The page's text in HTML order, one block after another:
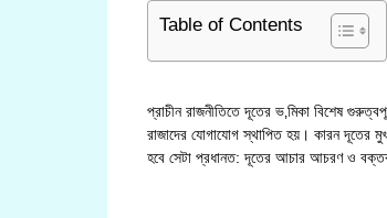
Table of Contents
প্রাচীন রাজনীতিতে দূতের ভ‚মিকা বিশেষ
রাজাদের যোগাযোগ স্থাপিত হয়। কারন দূতের
হবে সেটা প্রধানত: দূতের আচার আচরণ ও